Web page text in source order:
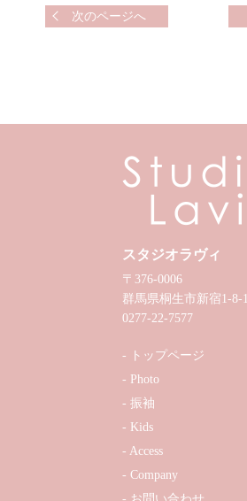
次のページへ
スタジオラヴィ
〒376-0006
群馬県桐生市新宿1-8-1
0277-22-7577
トップページ
Photo
振袖
Kids
Access
Company